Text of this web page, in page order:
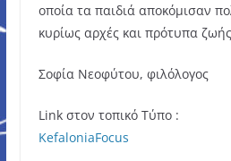
οποία τα παιδιά αποκόμισαν
κυρίως αρχές και πρότυπα
Σοφία Νεοφύτου, φιλόλογος
Link στον τοπικό Τύπο :
KefaloniaFocus